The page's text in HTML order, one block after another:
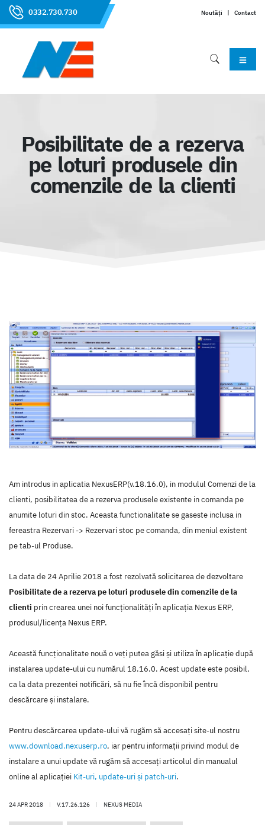
0332.730.730 Noutăți | Contact
Posibilitate de a rezerva
pe loturi produsele din
comenzile de la clienti
Am introdus in aplicatia NexusERP(v.18.16.0), in modulul Comenzi de la
clienti, posibilitatea de a rezerva produsele existente in comanda pe
anumite loturi din stoc. Aceasta functionalitate se gaseste inclusa in
fereastra Rezervari -> Rezervari stoc pe comanda, din meniul existent
pe tab-ul Produse.
La data de 24 Aprilie 2018 a fost rezolvată solicitarea de dezvoltare
Posibilitate de a rezerva pe loturi produsele din comenzile de la
clienti prin crearea unei noi funcţionalităţi în aplicaţia Nexus ERP,
produsul/licenţa Nexus ERP.
Această funcţionalitate nouă o veţi putea găsi şi utiliza în aplicaţie după
instalarea update-ului cu numărul 18.16.0. Acest update este posibil,
ca la data prezentei notificări, să nu fie încă disponibil pentru
descărcare şi instalare.
Pentru descărcarea update-ului vă rugăm să accesaţi site-ul nostru
www.download.nexuserp.ro, iar pentru informaţii privind modul de
instalare a unui update vă rugăm să accesaţi articolul din manualul
online al aplicaţiei Kit-uri, update-uri şi patch-uri.
24 APR 2018 | V.17.26.126 | NEXUS MEDIA